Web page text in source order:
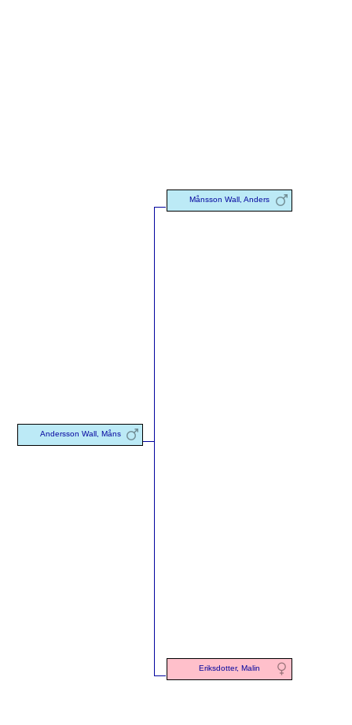
Andersson Wall, Måns
Månsson Wall, Anders
Eriksdotter, Malin